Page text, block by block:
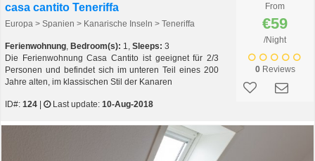
casa cantito Teneriffa
Europa > Spanien > Kanarische Inseln > Teneriffa
Ferienwohnung, Bedroom(s): 1, Sleeps: 3
Die Ferienwohnung Casa Cantito ist geeignet für 2/3
Personen und befindet sich im unteren Teil eines 200
Jahre alten, im klassischen Stil der Kanaren
ID#: 124 Last update: 10-Aug-2018
From
€59
/Night
0Reviews